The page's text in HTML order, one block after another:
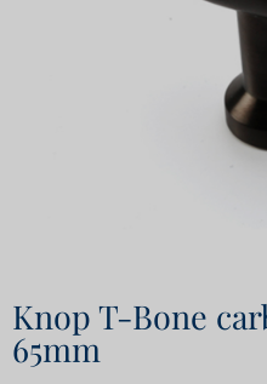
Knop T-Bone
65mm